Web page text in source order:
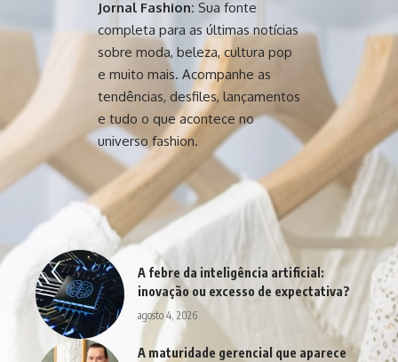
Jornal Fashion: Sua fonte
completa para as últimas notícias
sobre moda, beleza, cultura pop
e muito mais. Acompanhe as
tendências, desfiles, lançamentos
e tudo o que acontece no
universo fashion.
A febre da inteligência artificial:
inovação ou excesso de expectativa?
agosto 4, 2026
A maturidade gerencial que aparece